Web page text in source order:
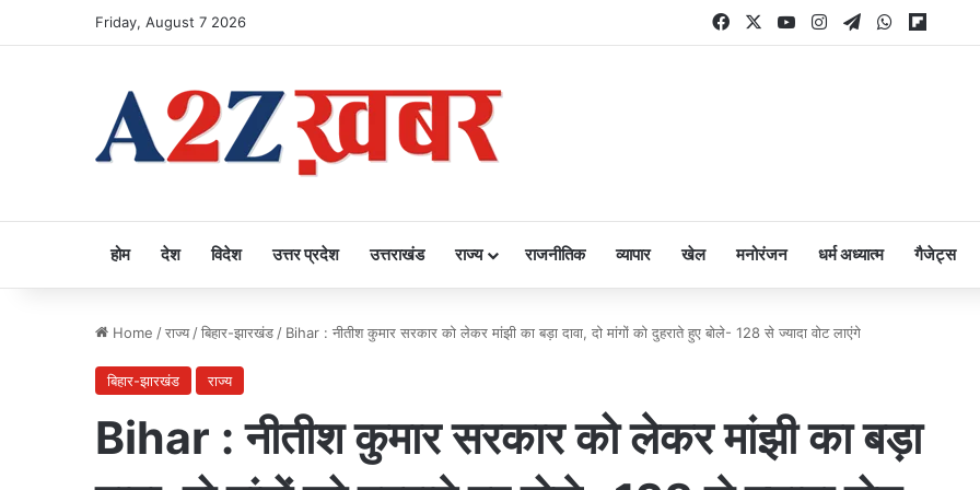
Friday, August 7 2026 FacebookYouTubeInstagram
TelegramWhatsApp
होम देश विदेश उत्तर प्रदेश उत्तराखंड राज्य राजनीतिक व्यापार खेल मनोरंजन धर्म अध्यात्म गैजेट्स
Home /राज्य /बिहार-झारखंड / Bihar : नीतीश कुमार सरकार को लेकर मांझी का बड़ा दावा, दो मांगों को दुहराते हुए बोले- 128 से ज्यादा वोट लाएंगे
बिहार-झारखंड राज्य
Bihar : नीतीश कुमार सरकार को लेकर मांझी का बड़ा